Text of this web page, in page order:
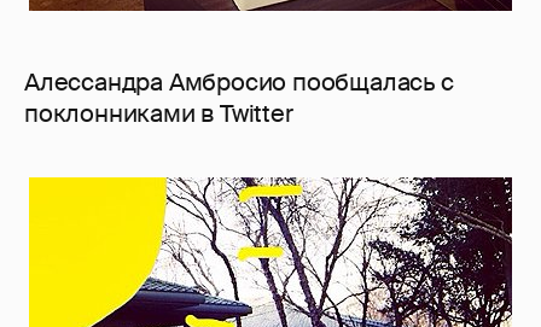
Алессандра Амбросио пообщалась с
поклонниками в Twitter